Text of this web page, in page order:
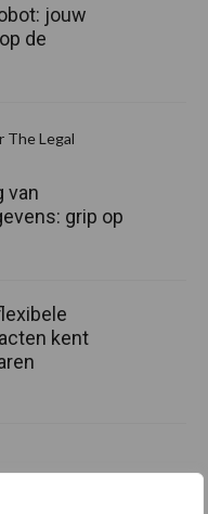
jouw
de
The Legal
van
grip op
kent